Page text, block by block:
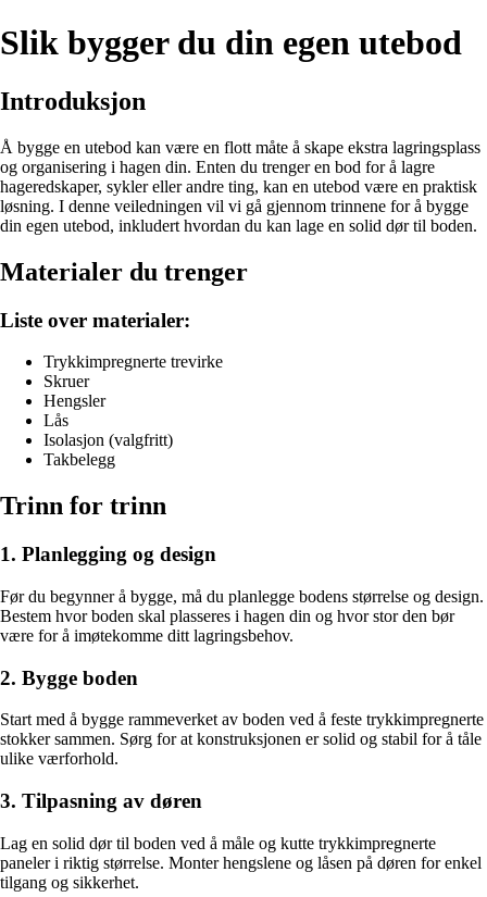
Slik bygger du din egen utebod
Introduksjon
Å bygge en utebod kan være en flott måte å skape ekstra lagringsplass
og organisering i hagen din. Enten du trenger en bod for å lagre
hageredskaper, sykler eller andre ting, kan en utebod være en praktisk
løsning. I denne veiledningen vil vi gå gjennom trinnene for å bygge
din egen utebod, inkludert hvordan du kan lage en solid dør til boden.
Materialer du trenger
Liste over materialer:
Trykkimpregnerte trevirke
Skruer
Hengsler
Lås
Isolasjon (valgfritt)
Takbelegg
Trinn for trinn
1. Planlegging og design
Før du begynner å bygge, må du planlegge bodens størrelse og design.
Bestem hvor boden skal plasseres i hagen din og hvor stor den bør
være for å imøtekomme ditt lagringsbehov.
2. Bygge boden
Start med å bygge rammeverket av boden ved å feste trykkimpregnerte
stokker sammen. Sørg for at konstruksjonen er solid og stabil for å tåle
ulike værforhold.
3. Tilpasning av døren
Lag en solid dør til boden ved å måle og kutte trykkimpregnerte
paneler i riktig størrelse. Monter hengslene og låsen på døren for enkel
tilgang og sikkerhet.